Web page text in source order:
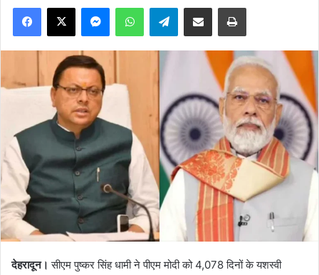
Facebook
X MessengerWhatsAppTelegramShare via Email Print
देहरादून।सीएम पुष्कर सिंह धामी ने पीएम मोदी को 4,078 दिनों के यशस्वी